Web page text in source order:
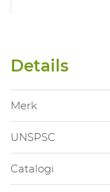
Details
Merk
UNSPSC
Catalogi